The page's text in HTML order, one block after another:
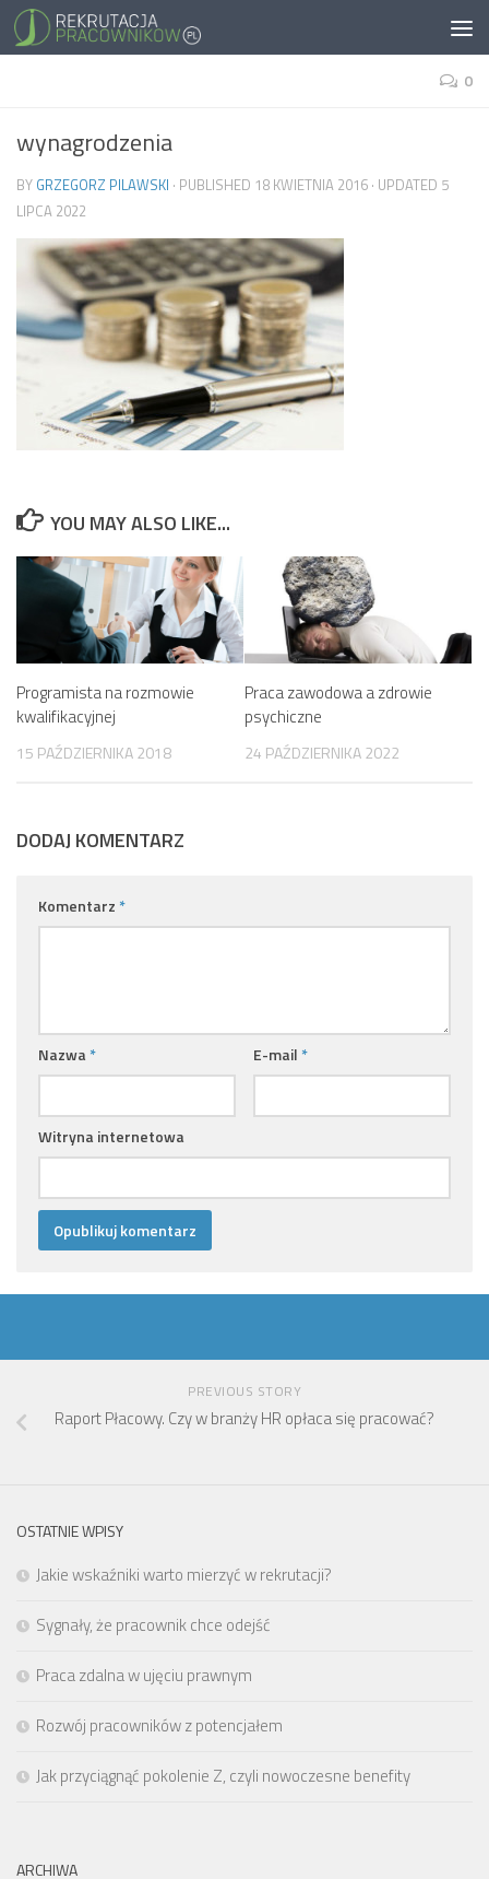
0
wynagrodzenia
BY GRZEGORZ PILAWSKI · PUBLISHED 18 KWIETNIA 2016 · UPDATED 5
LIPCA 2022
YOU MAY ALSO LIKE...
Programista na rozmowie
kwalifikacyjnej
15 PAŹDZIERNIKA 2018
Praca zawodowa a zdrowie
psychiczne
24 PAŹDZIERNIKA 2022
DODAJ KOMENTARZ
Komentarz *
Nazwa * E-mail *
Witryna internetowa
PREVIOUS STORY
Raport Płacowy. Czy w branży HR opłaca się pracować?
OSTATNIE WPISY
Jakie wskaźniki warto mierzyć w rekrutacji?
Sygnały, że pracownik chce odejść
Praca zdalna w ujęciu prawnym
Rozwój pracowników z potencjałem
Jak przyciągnąć pokolenie Z, czyli nowoczesne benefity
ARCHIWA